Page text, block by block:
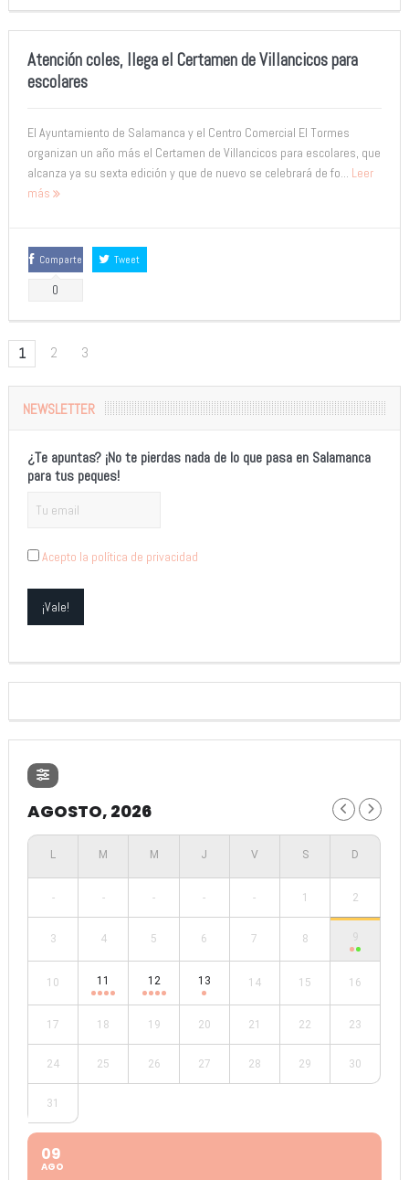
Atención coles, llega el Certamen de Villancicos para
escolares
El Ayuntamiento de Salamanca y el Centro Comercial El Tormes
organizan un año más el Certamen de Villancicos para escolares, que
alcanza ya su sexta edición y que de nuevo se celebrará de fo... Leer
más
Comparte
0
Tweet
1 2 3
NEWSLETTER
¿Te apuntas? ¡No te pierdas nada de lo que pasa en Salamanca
para tus peques!
Acepto la política de privacidad
AGOSTO, 2026
- - - - - 1 2
3 4 5 6 7 8 9
10 11 12 13 14 15 16
17 18 19 20 21 22 23
24 25 26 27 28 29 30
31
09
AGO